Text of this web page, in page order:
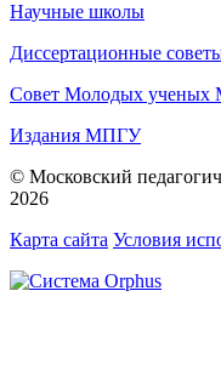
Научные школы
Диссертационные
Совет Молодых
Издания МПГУ
© Московский
2026
Карта сайта Условия